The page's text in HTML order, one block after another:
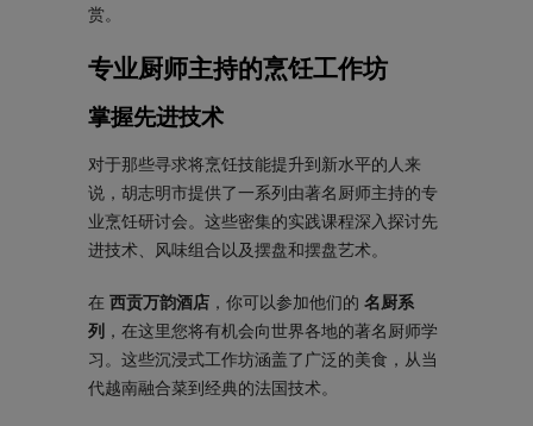
赏。
专业厨师主持的烹饪工作坊
掌握先进技术
对于那些寻求将烹饪技能提升到新水平的人来
说，胡志明市提供了一系列由著名厨师主持的专
业烹饪研讨会。这些密集的实践课程深入探讨先
进技术、风味组合以及摆盘和摆盘艺术。
在 西贡万韵酒店 ，你可以参加他们的 名厨系
列 ，在这里您将有机会向世界各地的著名厨师学
习。这些沉浸式工作坊涵盖了广泛的美食，从当
代越南融合菜到经典的法国技术。